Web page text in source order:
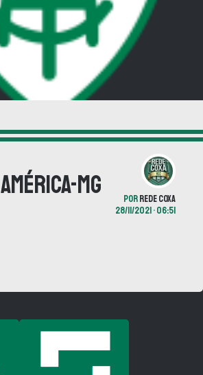
América-MG PORREDE COXA
28/11/2021 • 06:51